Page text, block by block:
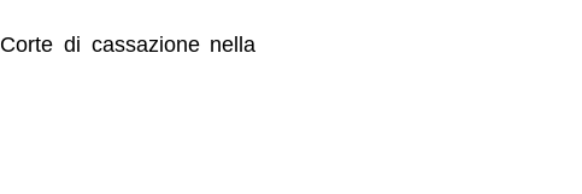
di cassazione nella